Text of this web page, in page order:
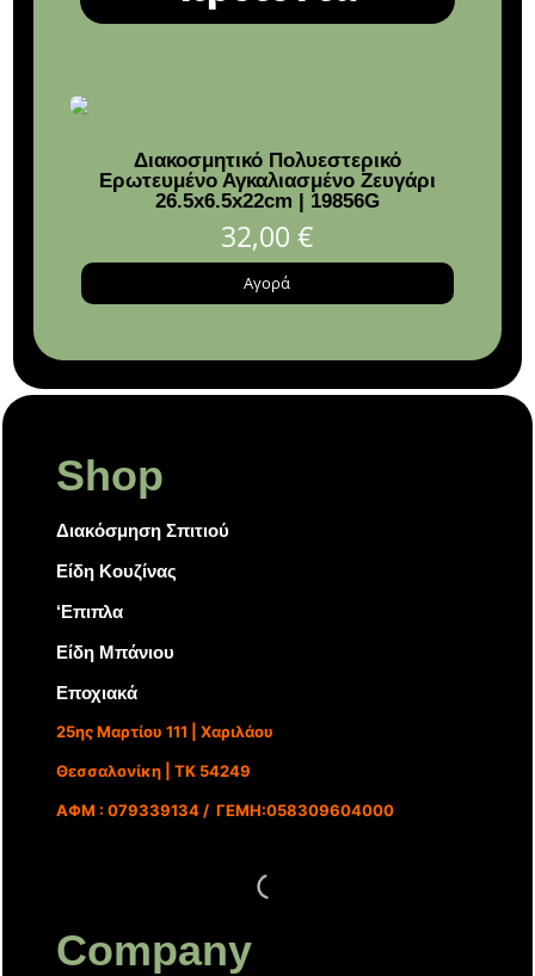
Διακοσμητικό Πολυεστερικό
Ερωτευμένο Αγκαλιασμένο Ζευγάρι
26.5x6.5x22cm | 19856G
32,00 €
Αγορά
Shop
Διακόσμηση Σπιτιού
Είδη Κουζίνας
‘Επιπλα
Είδη Μπάνιου
Εποχιακά
25ης Μαρτίου 111 | Χαριλάου
Θεσσαλονίκη | ΤΚ 54249
ΑΦΜ : 079339134 / ΓΕΜΗ:058309604000
Company